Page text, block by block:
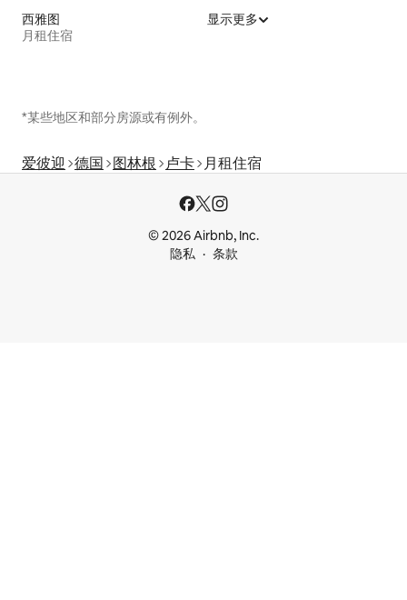
西雅图
月租住宿
显示更多
*某些地区和部分房源或有例外。
爱彼迎 德国 图林根 卢卡 月租住宿
© 2026 Airbnb, Inc.
隐私
条款